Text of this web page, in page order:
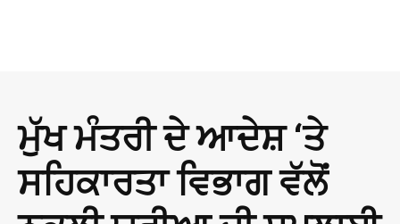
ਮੁੱਖ ਮੰਤਰੀ ਦੇ ਆਦੇਸ਼ ‘ਤੇ
ਸਹਿਕਾਰਤਾ ਵਿਭਾਗ ਵੱਲੋਂ